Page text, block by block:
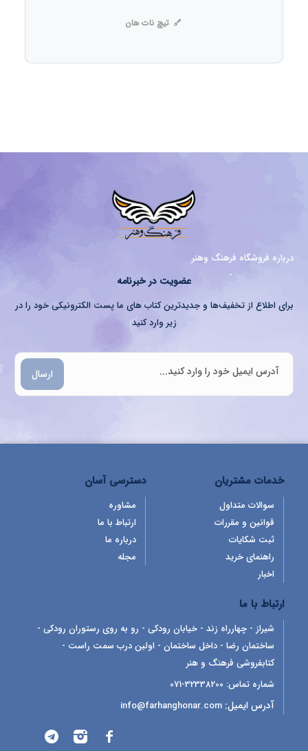
تیچ نات هان
درباره فروشگاه فرهنگ وهنر
عضویت در خبرنامه
برای اطلاع از تخفیف‌ها و جدیدترین کتاب های ما پست الکترونیکی خود را در
زیر وارد کنید
ارسال
خدمات مشتریان
سوالات متداول
قوانین و مقررات
ثبت شکایات
راهنمای خرید
اخبار
دسترسی آسان
مشاوره
ارتباط با ما
درباره ما
مجله
ارتباط با ما
شیراز - چهارراه زند - خیابان رودکی - رو به روی رستوران رودکی -
ساختمان رضا - داخل ساختمان - اولین درب سمت راست -
کتابفروشی فرهنگ و هنر
شماره تماس: 32338200-071
آدرس ایمیل: info@farhanghonar.com